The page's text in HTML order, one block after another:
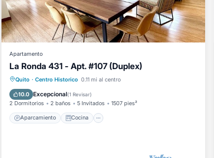
Apartamento
La Ronda 431 - Apt. #107 (Duplex)
Quito · Centro Historico 0.11 mi al centro
10.0 Excepcional(1 Revisar)
2 Dormitorios 2 baños 5 Invitados 1507 pies²
Aparcamiento Cocina
Aparcamiento Cocina
Apto para niños